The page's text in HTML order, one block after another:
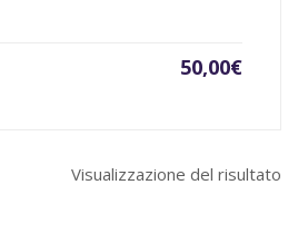
Il
50,00€
Il
Visualizzazione del risultato